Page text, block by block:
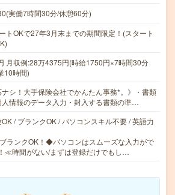
実働7時間30分/休憩60分)
トOKで27年3月末までの期間限定！(スタート
月収例:28万4375円(時給1750円×7時間30分
10時間)
ナシ！大手保険会社でかんたん事務*。》・書類
情報のデータ入力・封入する書類の準…
/ ブランクOK / パソコンスキル不要 / 英語力
ランクOK！◆パソコンはスムーズな入力がで
≪時間がない/まずは登録だけでもし…